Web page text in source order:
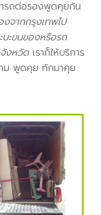
รถต่อรองพูดคุยกัน
จากกรุงเทพไป
บะขนของหรือรถ
งหวัด เราก็ให้บริการ
ม พูดคุย ทักมาคุย